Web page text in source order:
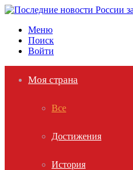
Меню
Поиск
Войти
Моя страна
Все
Достижения
История